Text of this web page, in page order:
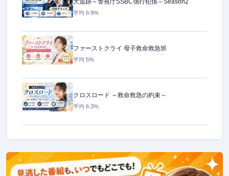
大追跡～警視庁SSBC強行犯係～Season2
平均 6.9%
ファーストクライ 母子救命救急班
平均 5%
クロスロード ～救命救急の約束～
平均 6.3%